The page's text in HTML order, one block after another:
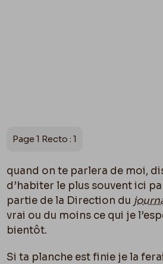
Page 1 Recto : 1
quand on te parlera de moi,
d’habiter le plus souvent ici
partie de la Direction du
vrai ou du moins ce qui je
bientôt.
Si ta planche est finie je la